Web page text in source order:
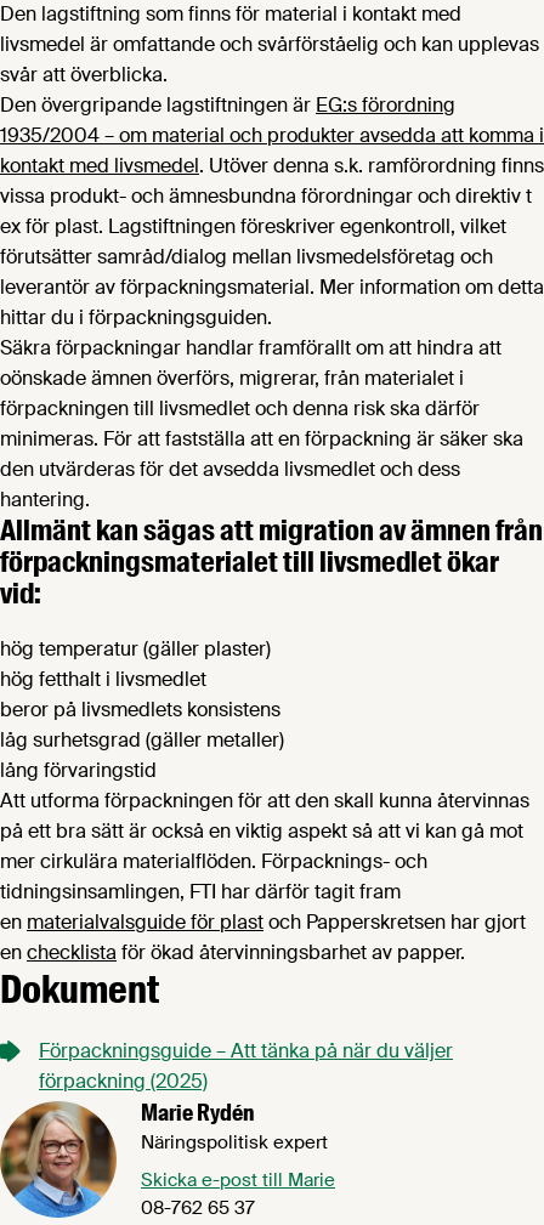
Den lagstiftning som finns för material i kontakt med
livsmedel är omfattande och svårförståelig och kan upplevas
svår att överblicka.
Den övergripande lagstiftningen är EG:s förordning
1935/2004 – om material och produkter avsedda att komma i
kontakt med livsmedel. Utöver denna s.k. ramförordning finns
vissa produkt- och ämnesbundna förordningar och direktiv t
ex för plast. Lagstiftningen föreskriver egenkontroll, vilket
förutsätter samråd/dialog mellan livsmedelsföretag och
leverantör av förpackningsmaterial. Mer information om detta
hittar du i förpackningsguiden.
Säkra förpackningar handlar framförallt om att hindra att
oönskade ämnen överförs, migrerar, från materialet i
förpackningen till livsmedlet och denna risk ska därför
minimeras. För att fastställa att en förpackning är säker ska
den utvärderas för det avsedda livsmedlet och dess
hantering.
Allmänt kan sägas att migration av ämnen från
förpackningsmaterialet till livsmedlet ökar
vid:
hög temperatur (gäller plaster)
hög fetthalt i livsmedlet
beror på livsmedlets konsistens
låg surhetsgrad (gäller metaller)
lång förvaringstid
Att utforma förpackningen för att den skall kunna återvinnas
på ett bra sätt är också en viktig aspekt så att vi kan gå mot
mer cirkulära materialflöden. Förpacknings- och
tidningsinsamlingen, FTI har därför tagit fram
en materialvalsguide för plastoch Papperskretsen har gjort
enchecklista för ökad återvinningsbarhet av papper.
Dokument
Förpackningsguide – Att tänka på när du väljer
förpackning (2025)
Marie Rydén
Näringspolitisk expert
Skicka e-post till Marie
08-762 65 37